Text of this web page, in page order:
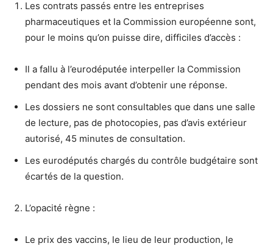
Les contrats passés entre les entreprises
pharmaceutiques et la Commission européenne sont,
pour le moins qu’on puisse dire, difficiles d’accès :
Il a fallu à l’eurodéputée interpeller la Commission
pendant des mois avant d’obtenir une réponse.
Les dossiers ne sont consultables que dans une salle
de lecture, pas de photocopies, pas d’avis extérieur
autorisé, 45 minutes de consultation.
Les eurodéputés chargés du contrôle budgétaire sont
écartés de la question.
L’opacité règne :
Le prix des vaccins, le lieu de leur production, le